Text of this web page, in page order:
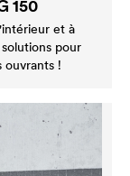
150
et à
pour
ouvrants !